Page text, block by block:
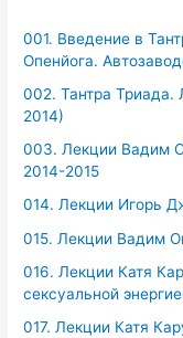
001. Введение в
Опенйога.
002. Тантра Триада.
2014)
003. Лекции Вадим
2014-2015
014. Лекции Игорь
015. Лекции Вадим
016. Лекции Катя
сексуальной
017. Лекции Катя